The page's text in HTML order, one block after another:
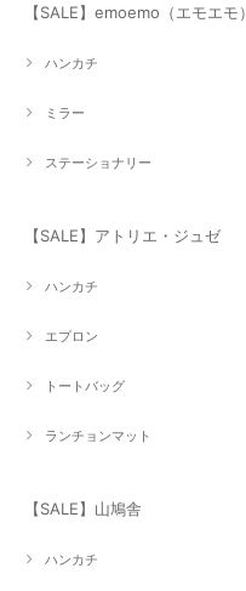
【SALE】emoemo（エモエモ）
ハンカチ
ミラー
ステーショナリー
【SALE】アトリエ・ジュゼ
ハンカチ
エプロン
トートバッグ
ランチョンマット
【SALE】山鳩舎
ハンカチ